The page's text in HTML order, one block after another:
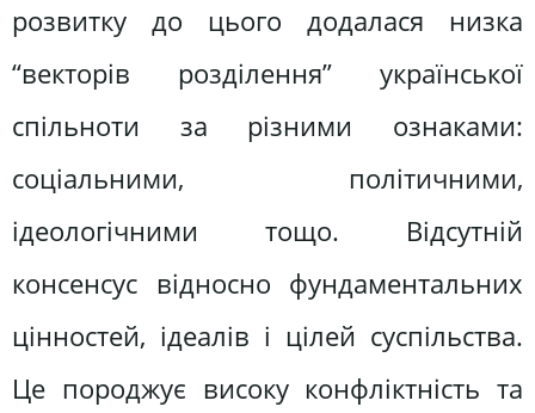
розвитку до цього додалася низка
“векторів розділення” української
спільноти за різними ознаками:
соціальними, політичними,
ідеологічними тощо. Відсутній
консенсус відносно фундаментальних
цінностей, ідеалів і цілей суспільства.
Це породжує високу конфліктність та